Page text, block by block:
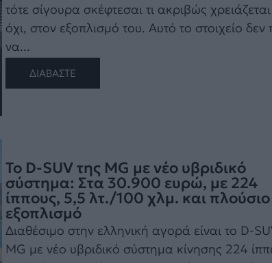
τότε σίγουρα σκέφτεσαι τι ακριβώς χρειάζεται
όχι, στον εξοπλισμό του. Αυτό το στοιχείο δεν
να...
ΔΙΑΒΑΣΤΕ
Το D-SUV της MG με νέο υβριδικό
σύστημα: Στα 30.900 ευρώ, με 224
ίππους, 5,5 λτ./100 χλμ. και πλούσιο
εξοπλισμό
Διαθέσιμο στην ελληνική αγορά είναι το D-
MG με νέο υβριδικό σύστημα κίνησης 224